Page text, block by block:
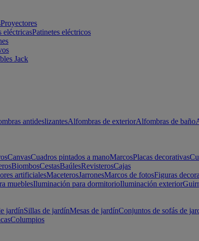
Proyectores
eléctricasPatinetes eléctricos
Jack
antideslizantesAlfombras de exteriorAlfombras de baño
CanvasCuadros pintados a manoMarcosPlacas decorativas
BiombosCestasBaúlesRevisterosCajas
artificialesMaceterosJarronesMarcos de fotosFiguras
mueblesIluminación para dormitorioIluminación exterior
jardínSillas de jardínMesas de jardínConjuntos de sofás de
Columpios